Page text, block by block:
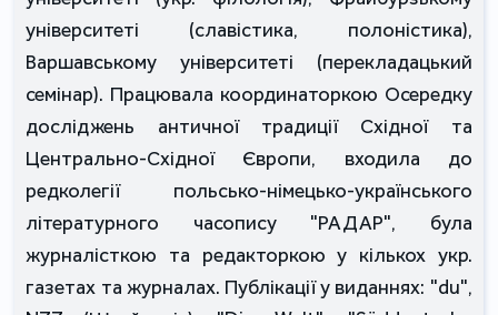
університеті (славістика, полоністика),
Варшавському університеті (перекладацький
семінар). Працювала координаторкою Осередку
досліджень античної традиції Східної та
Центрально-Східної Європи, входила до
редколегії польсько-німецько-українського
літературного часопису "РАДАР", була
журналісткою та редакторкою у кількох укр.
газетах та журналах. Публікації у виданнях: "du",